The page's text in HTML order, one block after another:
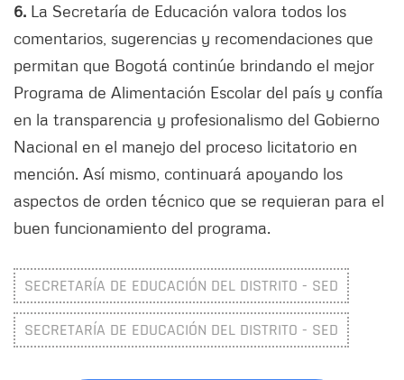
6. La Secretaría de Educación valora todos los
comentarios, sugerencias y recomendaciones que
permitan que Bogotá continúe brindando el mejor
Programa de Alimentación Escolar del país y confía
en la transparencia y profesionalismo del Gobierno
Nacional en el manejo del proceso licitatorio en
mención. Así mismo, continuará apoyando los
aspectos de orden técnico que se requieran para el
buen funcionamiento del programa.
SECRETARÍA DE EDUCACIÓN DEL DISTRITO - SED
SECRETARÍA DE EDUCACIÓN DEL DISTRITO - SED